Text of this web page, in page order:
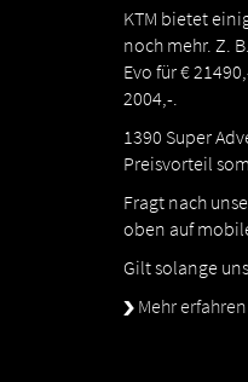
KTM bietet
noch mehr. Z.
Evo für €
2004,-.
1390 Super
Preisvorteil
Fragt nach
oben auf
Gilt solange
Mehr erfahren